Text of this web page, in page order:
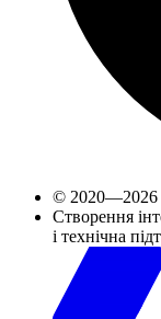
© 2020—2026
Створення
і технічна